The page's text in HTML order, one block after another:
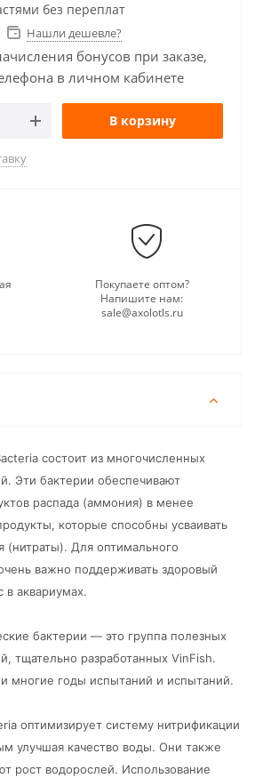
без переплат
Нашли дешевле?
бонусов при заказе,
в личном кабинете
В корзину
Покупаете оптом?
Напишите нам:
sale@axolotls.ru
состоит из многочисленных
Эти бактерии обеспечивают
распада (аммония) в менее
которые способны усваивать
(нитраты). Для оптимального
важно поддерживать здоровый
в аквариумах.
бактерии — это группа полезных
тщательно разработанных VinFish.
многие годы испытаний и испытаний.
оптимизирует систему нитрификации
улучшая качество воды. Они также
рост водорослей. Использование